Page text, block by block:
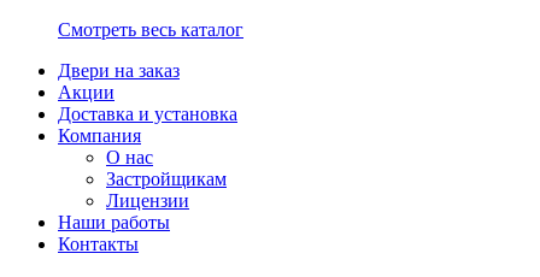
Смотреть весь каталог
Двери на заказ
Акции
Доставка и установка
Компания
О нас
Застройщикам
Лицензии
Наши работы
Контакты